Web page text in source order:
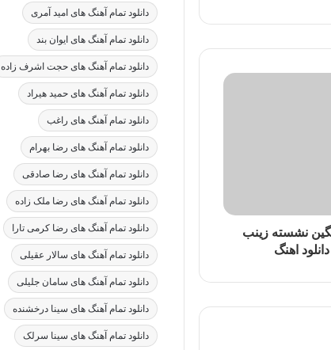
نشسته زینب
اهنگ
دانلود تمام آهنگ های امید آمری
دانلود تمام آهنگ های ایوان بند
دانلود تمام آهنگ های حجت اشرف زاده
دانلود تمام آهنگ های حمید هیراد
دانلود تمام آهنگ های راغب
دانلود تمام آهنگ های رضا بهرام
دانلود تمام آهنگ های رضا صادقی
دانلود تمام آهنگ های رضا ملک زاده
دانلود تمام آهنگ های رضا کرمی تارا
دانلود تمام آهنگ های سالار عقیلی
دانلود تمام آهنگ های سامان جلیلی
دانلود تمام آهنگ های سینا درخشنده
دانلود تمام آهنگ های سینا سرلک